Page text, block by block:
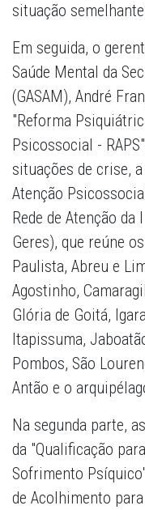
situação
Em seguida, o
Saúde Mental da
(GASAM), André
"Reforma
Psicossocial -
situações de crise,
Atenção
Rede de Atenção da
Geres), que reúne
Paulista, Abreu e
Agostinho,
Glória de Goitá,
Itapissuma,
Pombos, São
Antão e o
Na segunda parte,
da "Qualificação
Sofrimento
de Acolhimento